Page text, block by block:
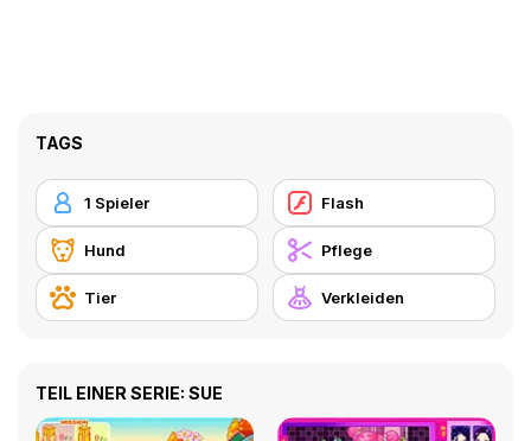
TAGS
1 Spieler Flash
Hund Pflege
Tier Verkleiden
TEIL EINER SERIE: SUE